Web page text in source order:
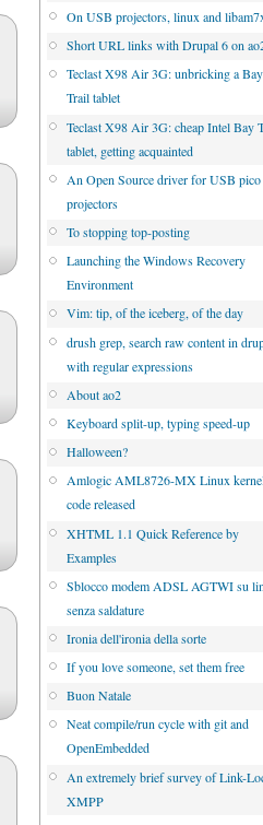
On USB projectors, linux and
Short URL links with Drupal 6 on
Teclast X98 Air 3G: unbricking a Bay
Trail tablet
Teclast X98 Air 3G: cheap Intel Bay
tablet, getting acquainted
An Open Source driver for USB pico
projectors
To stopping top-posting
Launching the Windows Recovery
Environment
Vim: tip, of the iceberg, of the day
drush grep, search raw content in
with regular expressions
About ao2
Keyboard split-up, typing speed-up
Halloween?
Amlogic AML8726-MX Linux
code released
XHTML 1.1 Quick Reference by
Examples
Sblocco modem ADSL AGTWI su
senza saldature
Ironia dell'ironia della sorte
If you love someone, set them free
Buon Natale
Neat compile/run cycle with git and
OpenEmbedded
An extremely brief survey of Link-
XMPP